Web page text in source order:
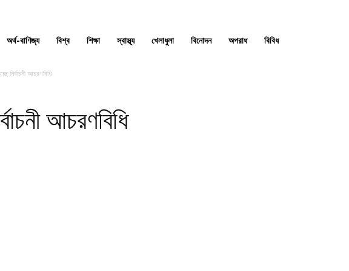
অর্থ-বাণিজ্য বিশ্ব শিক্ষা স্বাস্থ্য খেলাধুলা বিনোদন অপরাধ বিবিধ
নির্বাচনী আচরণবিধি
আচরণবিধি